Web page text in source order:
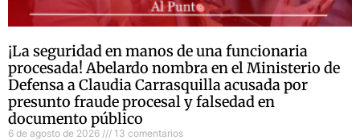
¡La seguridad en manos de una funcionaria
procesada! Abelardo nombra en el Ministerio de
Defensa a Claudia Carrasquilla acusada por
presunto fraude procesal y falsedad en
documento público
6 de agosto de 2026 13 comentarios